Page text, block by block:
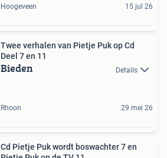
Hoogeveen 15 jul 26
Twee verhalen van Pietje Puk op Cd
Deel 7 en 11
Bieden Details
Rhoon 29 mei 26
Cd Pietje Puk wordt boswachter 7 en